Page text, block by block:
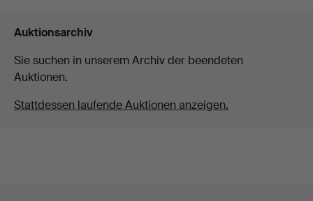
Auktionsarchiv
Sie suchen in unserem Archiv der beendeten
Auktionen.
Stattdessen laufende Auktionen anzeigen.